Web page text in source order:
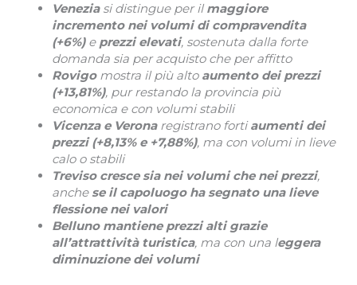
Veneziasi distingue per il maggiore
incremento nei volumi di compravendita
(+6%) e prezzi elevati, sostenuta dalla forte
domanda sia per acquisto che per affitto
Rovigomostra il più alto aumento dei prezzi
(+13,81%), pur restando la provincia più
economica e con volumi stabili
Vicenza e Veronaregistrano fortiaumenti dei
prezzi (+8,13% e +7,88%), ma con volumi in lieve
calo o stabili
Treviso cresce sia nei volumi che nei prezzi,
anche se il capoluogo ha segnato una lieve
flessione nei valori
Belluno mantiene prezzi alti grazie
all’attrattività turistica, ma con una leggera
diminuzione dei volumi